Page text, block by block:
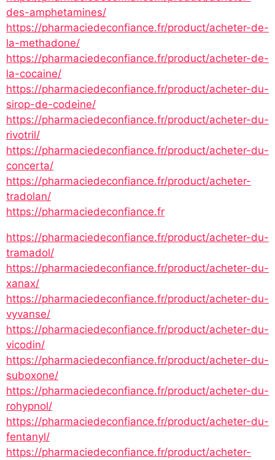
des-amphetamines/
https://pharmaciedeconfiance.fr/product/acheter-de-
la-methadone/
https://pharmaciedeconfiance.fr/product/acheter-de-
la-cocaine/
https://pharmaciedeconfiance.fr/product/acheter-du-
sirop-de-codeine/
https://pharmaciedeconfiance.fr/product/acheter-du-
rivotril/
https://pharmaciedeconfiance.fr/product/acheter-du-
concerta/
https://pharmaciedeconfiance.fr/product/acheter-
tradolan/
https://pharmaciedeconfiance.fr
https://pharmaciedeconfiance.fr/product/acheter-du-
tramadol/
https://pharmaciedeconfiance.fr/product/acheter-du-
xanax/
https://pharmaciedeconfiance.fr/product/acheter-du-
vyvanse/
https://pharmaciedeconfiance.fr/product/acheter-du-
vicodin/
https://pharmaciedeconfiance.fr/product/acheter-du-
suboxone/
https://pharmaciedeconfiance.fr/product/acheter-du-
rohypnol/
https://pharmaciedeconfiance.fr/product/acheter-du-
fentanyl/
https://pharmaciedeconfiance.fr/product/acheter-